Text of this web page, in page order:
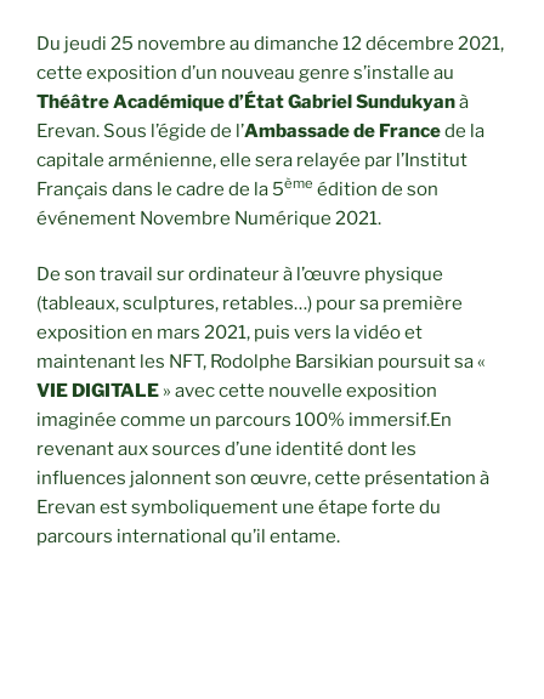
Du jeudi 25 novembre au dimanche 12 décembre 2021,
cette exposition d’un nouveau genre s’installe au
Théâtre Académique d’État Gabriel Sundukyanà
Erevan. Sous l’égide de l’Ambassade de Francede la
capitale arménienne, elle sera relayée par l’Institut
Français dans le cadre de la 5ème édition de son
événement Novembre Numérique 2021.
De son travail sur ordinateur à l’œuvre physique
(tableaux, sculptures, retables…) pour sa première
exposition en mars 2021, puis vers la vidéo et
maintenant les NFT, Rodolphe Barsikian poursuit sa «
VIE DIGITALE » avec cette nouvelle exposition
imaginée comme un parcours 100% immersif.En
revenant aux sources d’une identité dont les
influences jalonnent son œuvre, cette présentation à
Erevan est symboliquement une étape forte du
parcours international qu’il entame.